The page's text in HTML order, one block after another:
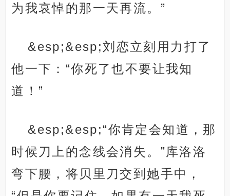
为我哀悼的那一天再流。”
&esp;&esp;刘恋立刻用力打了
他一下：“你死了也不要让我知
道！”
&esp;&esp;“你肯定会知道，那
时候刀上的念线会消失。”库洛洛
弯下腰，将贝里刀交到她手中，